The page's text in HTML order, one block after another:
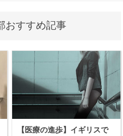
おすすめ記事
【医療の進歩】イギリスで